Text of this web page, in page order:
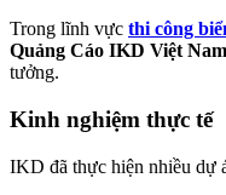
Trong lĩnh vực thi công
Quảng Cáo IKD Việt Nam
tưởng.
Kinh nghiệm thực tế
IKD đã thực hiện nhiều dự